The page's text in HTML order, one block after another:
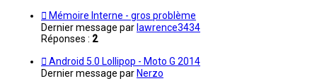
Mémoire Interne - gros problème
Dernier message par lawrence3434
Réponses : 2
Android 5.0 Lollipop - Moto G 2014
Dernier message par Nerzo